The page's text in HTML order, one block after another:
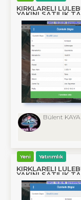
KIRKLARELİ
YAKINI SATILIK
Bülent KAYA
Yeni Yatırımlık
KIRKLARELİ
YAKINI SATILIK